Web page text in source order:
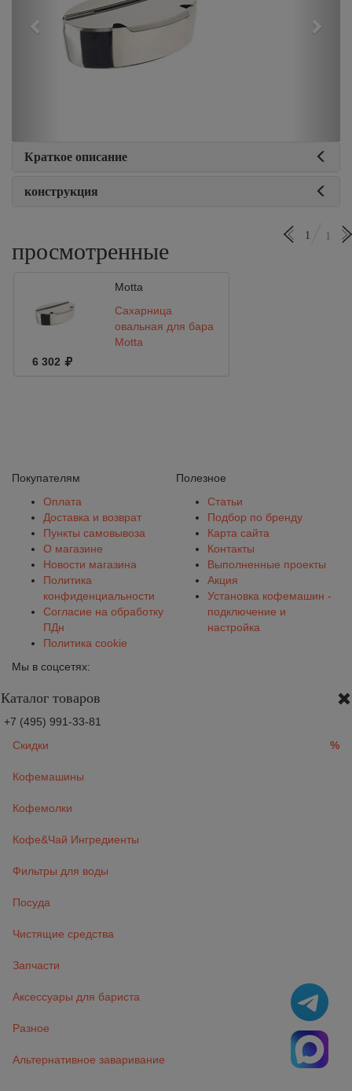
Краткое описание
конструкция
просмотренные
1 1
Motta
Сахарница
овальная для бара
Motta
6 302
Покупателям
Оплата
Доставка и возврат
Пункты самовывоза
О магазине
Новости магазина
Политика
конфиденциальности
Согласие на обработку
ПДн
Политика cookie
Полезное
Статьи
Подбор по бренду
Карта сайта
Контакты
Выполненные проекты
Акция
Установка кофемашин -
подключение и
настройка
Мы в соцсетях:
Каталог товаров
+7 (495) 991-33-81
Скидки
%
Кофемашины
Кофемолки
Кофе&Чай Ингредиенты
Фильтры для воды
Посуда
Чистящие средства
Запчасти
Аксессуары для бариста
Разное
Альтернативное заваривание